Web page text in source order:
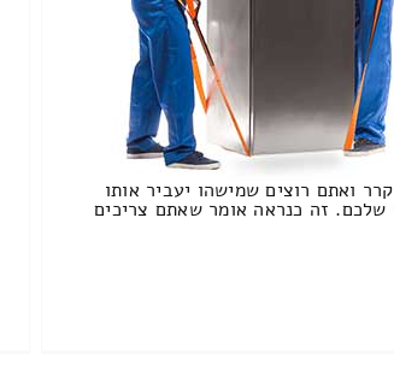
ואתם רוצים שמישהו יעביר אותו
זה כנראה אומר שאתם צריכים